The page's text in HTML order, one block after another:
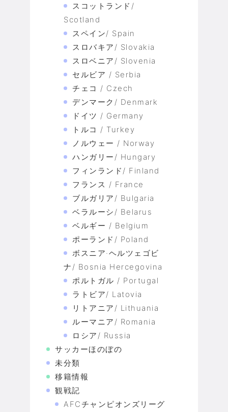
スコットランド/
Scotland
スペイン/ Spain
スロバキア/ Slovakia
スロベニア/ Slovenia
セルビア / Serbia
チェコ / Czech
デンマーク/ Denmark
ドイツ / Germany
トルコ / Turkey
ノルウェー / Norway
ハンガリー/ Hungary
フィンランド/ Finland
フランス / France
ブルガリア/ Bulgaria
ベラルーシ/ Belarus
ベルギー / Belgium
ポーランド/ Poland
ボスニア·ヘルツェゴビ
ナ/ Bosnia Hercegovina
ポルトガル / Portugal
ラトビア/ Latovia
リトアニア/ Lithuania
ルーマニア/ Romania
ロシア/ Russia
サッカーほのぼの
未分類
移籍情報
観戦記
AFCチャンピオンズリーグ